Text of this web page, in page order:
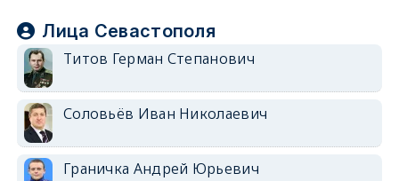
Лица Севастополя
Титов Герман Степанович
Соловьёв Иван Николаевич
Граничка Андрей Юрьевич